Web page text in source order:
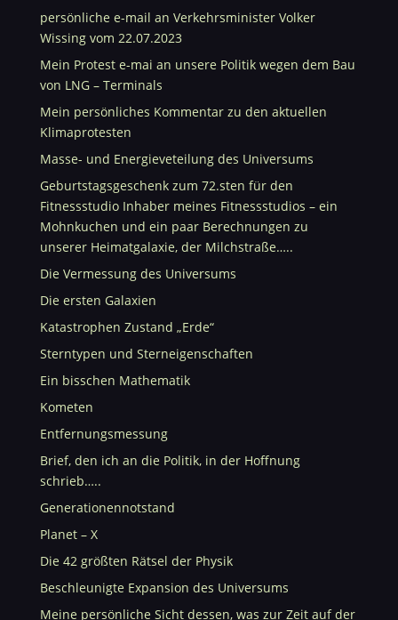
persönliche e-mail an Verkehrsminister Volker
Wissing vom 22.07.2023
Mein Protest e-mai an unsere Politik wegen dem Bau
von LNG – Terminals
Mein persönliches Kommentar zu den aktuellen
Klimaprotesten
Masse- und Energieveteilung des Universums
Geburtstagsgeschenk zum 72.sten für den
Fitnessstudio Inhaber meines Fitnessstudios – ein
Mohnkuchen und ein paar Berechnungen zu
unserer Heimatgalaxie, der Milchstraße…..
Die Vermessung des Universums
Die ersten Galaxien
Katastrophen Zustand „Erde“
Sterntypen und Sterneigenschaften
Ein bisschen Mathematik
Kometen
Entfernungsmessung
Brief, den ich an die Politik, in der Hoffnung
schrieb…..
Generationennotstand
Planet – X
Die 42 größten Rätsel der Physik
Beschleunigte Expansion des Universums
Meine persönliche Sicht dessen, was zur Zeit auf der